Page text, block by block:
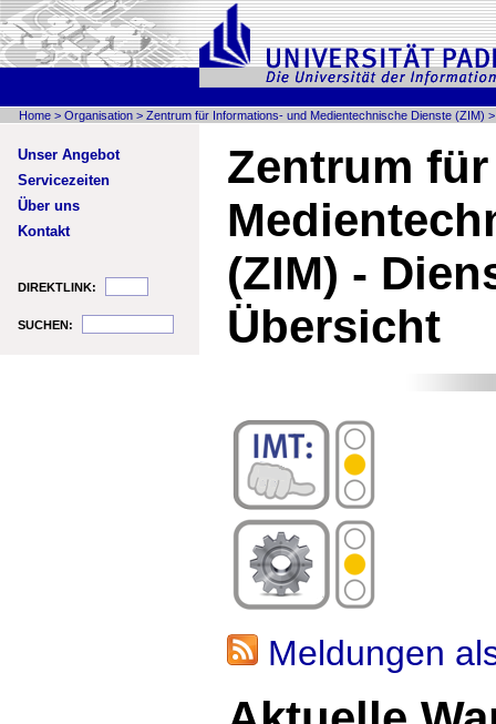
Home > Organisation > Zentrum für Informations- und Medientechnische Dienste (ZIM)
Unser Angebot
Servicezeiten
Über uns
Kontakt
DIREKTLINK:
SUCHEN:
Zentrum
(ZIM) -
Übersicht
Meldungen